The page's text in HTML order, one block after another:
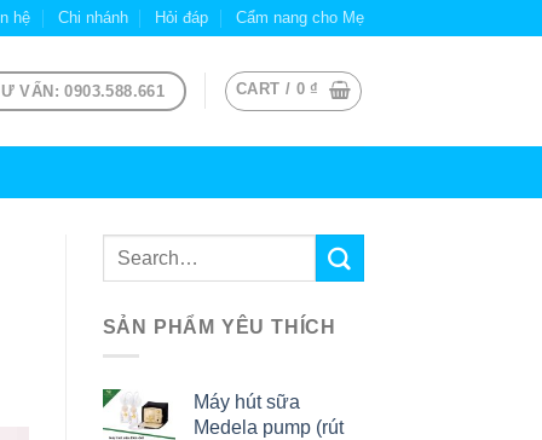
hệ Chi nhánh Hỏi đáp Cẩm nang cho Mẹ
VẤN: 0903.588.661 CART / 0 ₫
SẢN PHẨM YÊU THÍCH
Máy hút sữa
Medela pump (rút